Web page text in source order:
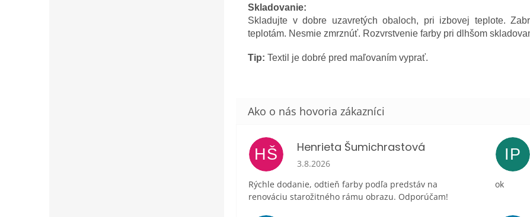
Skladovanie:
Skladujte v dobre uzavretých obaloch, pri izbovej teplote.
teplotám. Nesmie zmrznúť. Rozvrstvenie farby pri dlhšom
Tip: Textil je dobré pred maľovaním vyprať.
HŠ Henrieta Šumichrastová
Hodnotenie obchodu je 5 z 5 hviezdičiek.
3.8.2026
Rýchle dodanie, odtieň farby podľa predstáv na
renováciu starožitného rámu obrazu. Odporúčam!
IP
ok